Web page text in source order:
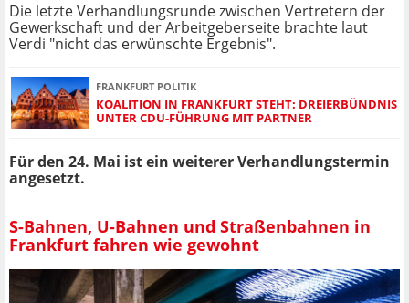
Die letzte Verhandlungsrunde zwischen Vertretern der
Gewerkschaft und der Arbeitgeberseite brachte laut
Verdi "nicht das erwünschte Ergebnis".
FRANKFURT POLITIK
KOALITION IN FRANKFURT STEHT: DREIERBÜNDNIS
UNTER CDU-FÜHRUNG MIT PARTNER
Für den 24. Mai ist ein weiterer Verhandlungstermin
angesetzt.
S-Bahnen, U-Bahnen und Straßenbahnen in
Frankfurt fahren wie gewohnt